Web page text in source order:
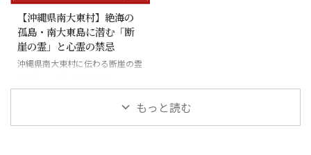
【沖縄県南大東村】絶海の
孤島・南大東島に潜む「断
崖の霊」と心霊の禁忌
沖縄県南大東村に伝わる断崖の霊
もっと読む